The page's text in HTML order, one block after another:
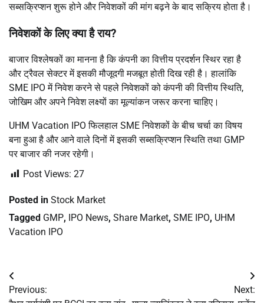
सब्सक्रिप्शन शुरू होने और निवेशकों की मांग बढ़ने के बाद सक्रिय होता है।
निवेशकों के लिए क्या है राय?
बाजार विश्लेषकों का मानना है कि कंपनी का वित्तीय प्रदर्शन स्थिर रहा है
और ट्रैवल सेक्टर में इसकी मौजूदगी मजबूत होती दिख रही है। हालांकि
SME IPO में निवेश करने से पहले निवेशकों को कंपनी की वित्तीय स्थिति,
जोखिम और अपने निवेश लक्ष्यों का मूल्यांकन जरूर करना चाहिए।
UHM Vacation IPO फिलहाल SME निवेशकों के बीच चर्चा का विषय
बना हुआ है और आने वाले दिनों में इसकी सब्सक्रिप्शन स्थिति तथा GMP
पर बाजार की नजर रहेगी।
Post Views: 27
Posted in Stock Market
Tagged GMP, IPO News, Share Market, SME IPO, UHM
Vacation IPO
Post
Previous:
Next: